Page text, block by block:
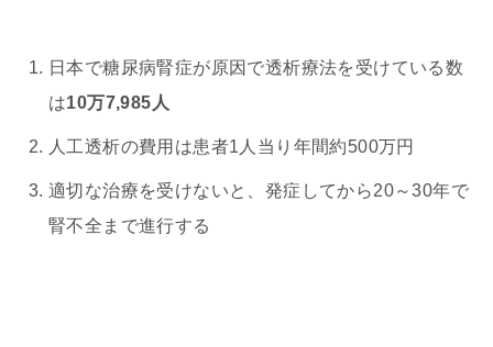
日本で糖尿病腎症が原因で透析療法を受けている数
は10万7,985人
人工透析の費用は患者1人当り年間約500万円
適切な治療を受けないと、発症してから20～30年で
腎不全まで進行する